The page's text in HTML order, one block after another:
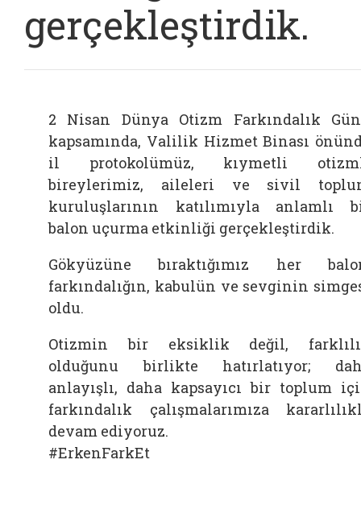
gerçekleştirdik.
2 Nisan Dünya Otizm Farkındalık
kapsamında, Valilik Hizmet Binası
il protokolümüz, kıymetli
bireylerimiz, aileleri ve sivil
kuruluşlarının katılımıyla anlamlı
balon uçurma etkinliği gerçekleştirdik.
Gökyüzüne bıraktığımız her
farkındalığın, kabulün ve sevginin
oldu.
Otizmin bir eksiklik değil,
olduğunu birlikte hatırlatıyor;
anlayışlı, daha kapsayıcı bir toplum
farkındalık çalışmalarımıza
devam ediyoruz.
#ErkenFarkEt